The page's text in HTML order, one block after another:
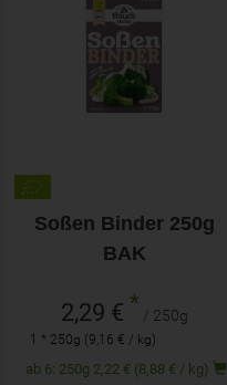
Soßen Binder 250g
BAK
2,29 € * / 250g
1 * 250g (9,16 € / kg)
ab 6: 250g 2,22 € (8,88 € / kg)